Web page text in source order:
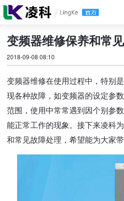
变频器维修保养和常
2018-09-08 08:10
变频器维修在使用过程中，特别
现各种故障，如变频器的设定参
范围，使用中常常遇到因个别参
能正常工作的现象。接下来凌科
和常见故障处理，希望能为大家带